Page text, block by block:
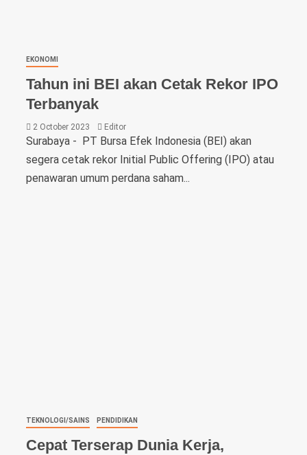
EKONOMI
Tahun ini BEI akan Cetak Rekor IPO
Terbanyak
2 October 2023 Editor
Surabaya - PT Bursa Efek Indonesia (BEI) akan
segera cetak rekor Initial Public Offering (IPO) atau
penawaran umum perdana saham...
TEKNOLOGI/SAINS PENDIDIKAN
Cepat Terserap Dunia Kerja,